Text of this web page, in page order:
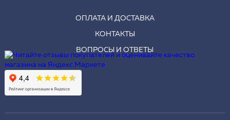
ОПЛАТА И ДОСТАВКА
КОНТАКТЫ
ВОПРОСЫ И ОТВЕТЫ